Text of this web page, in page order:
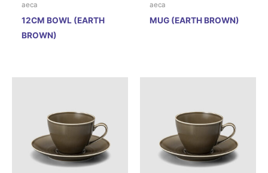
aeca
12CM BOWL (EARTH
BROWN)
aeca
MUG (EARTH BROWN)